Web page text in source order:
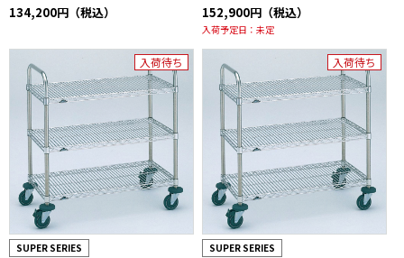
134,200円（税込） 152,900円（税込）
入荷予定日： 未定
入荷待ち
SUPER SERIES
入荷待ち
SUPER SERIES